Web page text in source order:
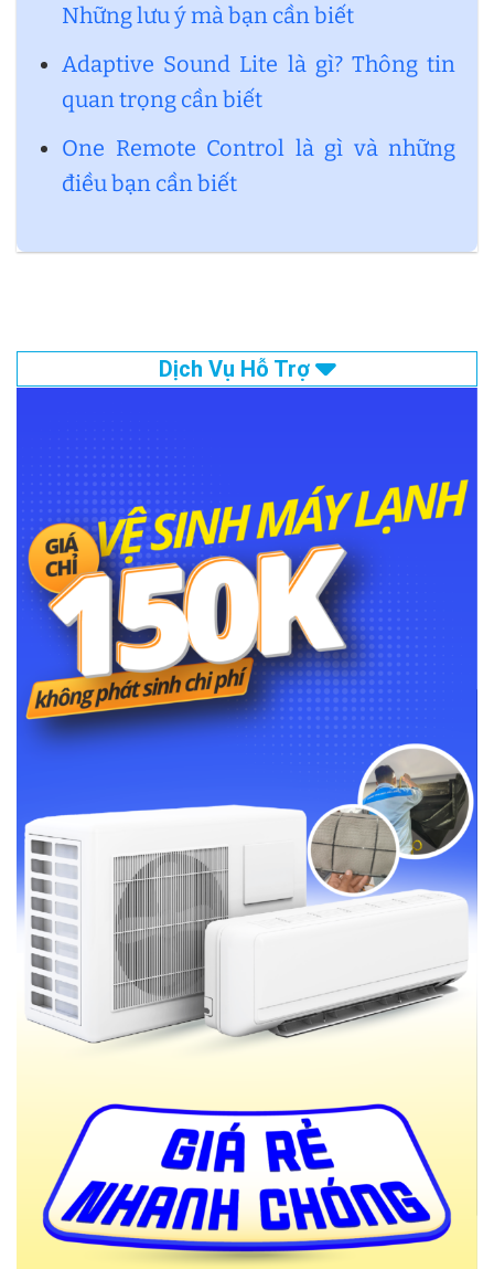
Những lưu ý mà bạn cần biết
Adaptive Sound Lite là gì? Thông tin
quan trọng cần biết
One Remote Control là gì và những
điều bạn cần biết
Dịch Vụ Hỗ Trợ